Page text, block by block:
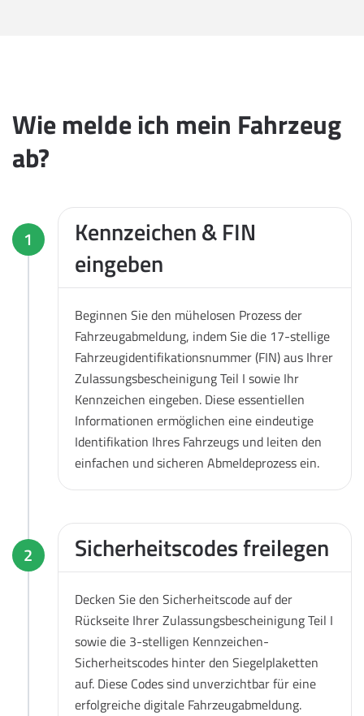
Wie melde ich mein Fahrzeug
ab?
1
Kennzeichen & FIN
eingeben
Beginnen Sie den mühelosen Prozess der
Fahrzeugabmeldung, indem Sie die 17-stellige
Fahrzeugidentifikationsnummer (FIN) aus Ihrer
Zulassungsbescheinigung Teil I sowie Ihr
Kennzeichen eingeben. Diese essentiellen
Informationen ermöglichen eine eindeutige
Identifikation Ihres Fahrzeugs und leiten den
einfachen und sicheren Abmeldeprozess ein.
2 Sicherheitscodes freilegen
Decken Sie den Sicherheitscode auf der
Rückseite Ihrer Zulassungsbescheinigung Teil I
sowie die 3-stelligen Kennzeichen-
Sicherheitscodes hinter den Siegelplaketten
auf. Diese Codes sind unverzichtbar für eine
erfolgreiche digitale Fahrzeugabmeldung.